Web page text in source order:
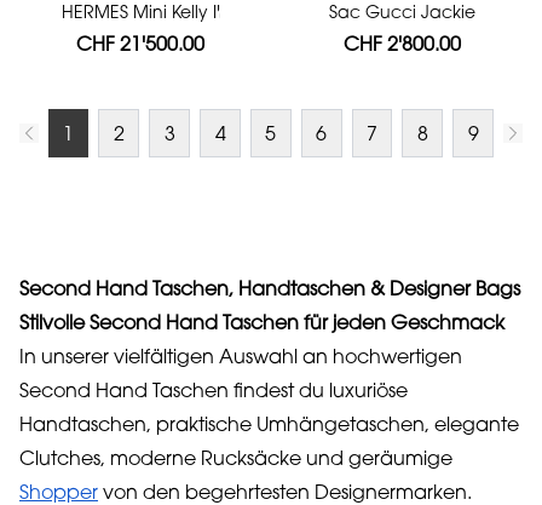
HERMES Mini Kelly II
CHF 21'500.00
Sac Gucci Jackie
CHF 2'800.00
2 3 4 5 6 7 8 9
Second Hand Taschen, Handtaschen & Designer Bags
Stilvolle Second Hand Taschen für jeden Geschmack
In unserer vielfältigen Auswahl an hochwertigen
Second Hand Taschen findest du luxuriöse
Handtaschen, praktische Umhängetaschen, elegante
Clutches, moderne Rucksäcke und geräumige
Shopper von den begehrtesten Designermarken.